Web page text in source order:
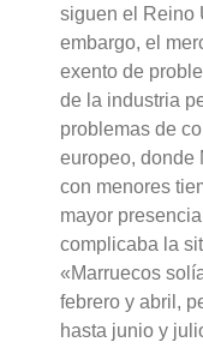
siguen el Reino
embargo, el
exento de
de la industria
problemas de
europeo, donde
con menores
mayor
complicaba la
«Marruecos
febrero y abril,
hasta junio y